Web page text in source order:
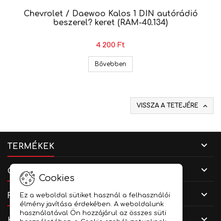
Chevrolet / Daewoo Kalos 1 DIN autórádió
beszerel? keret (RAM-40.134)
4 200 Ft
Bővebben
VISSZA A TETEJÉRE 
TERMÉKEK 
CÉGADATOK 
FIÓKOD 
Cookies
Ez a weboldal sütiket használ a felhasználói
élmény javítása érdekében. A weboldalunk
használatával Ön hozzájárul az összes süti